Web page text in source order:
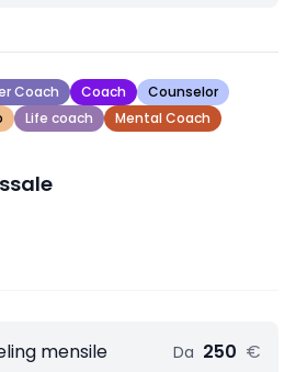
Coach Coach
Counselor
Life coach Mental Coach
mensile Da 250 €